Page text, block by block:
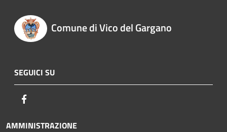
Comune di Vico del Gargano
SEGUICI SU
AMMINISTRAZIONE